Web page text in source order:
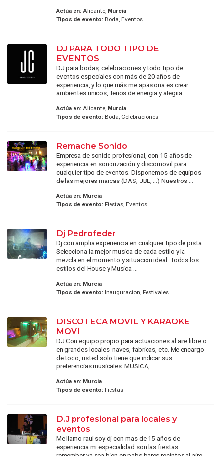
Actúa en:Alicante, Murcia
Tipos de evento:Boda, Eventos
DJ PARA TODO TIPO DE
EVENTOS
DJ para bodas, celebraciones y todo tipo de
eventos especiales con más de 20 años de
experiencia, y lo que más me apasiona es crear
ambientes únicos, llenos de energía y alegría ...
Actúa en:Alicante, Murcia
Tipos de evento:Boda, Celebraciones
Remache Sonido
Empresa de sonido profesional, con 15 años de
experiencia en sonorización y discomovil para
cualquier tipo de eventos. Disponemos de equipos
de las mejores marcas (DAS, JBL, ...) Nuestros ...
Actúa en: Murcia
Tipos de evento:Fiestas, Eventos
Dj Pedrofeder
Dj con amplia experiencia en cualquier tipo de pista.
Selecciona la mejor musica de cada estilo y la
mezcla en el momento y situacion ideal. Todos los
estilos del House y Musica ...
Actúa en: Murcia
Tipos de evento:Inauguracion, Festivales
DISCOTECA MOVIL Y KARAOKE
MOVI
DJ Con equipo propio para actuaciones al aire libre o
en grandes locales, naves, fabricas, etc. Me encargo
de todo, usted solo tiene que indicar sus
preferencias musicales. MUSICA, ...
Actúa en: Murcia
Tipos de evento:Fiestas
D.J profesional para locales y
eventos
Me llamo raul soy dj con mas de 15 años de
esperiencia mi especialidad son las fiestas